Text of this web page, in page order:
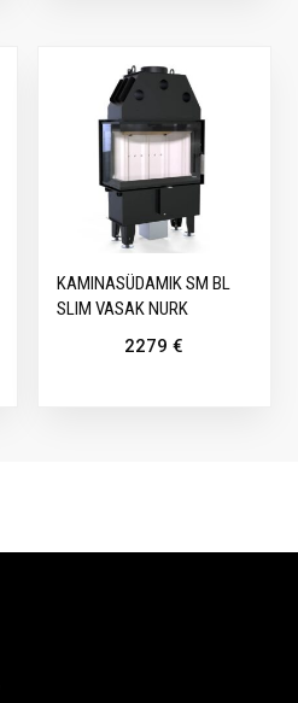
KAMINASÜDAMIK SM BL
SLIM VASAK NURK
2279€